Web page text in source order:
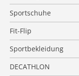
Sportschuhe
Fit-Flip
Sportbekleidung
DECATHLON